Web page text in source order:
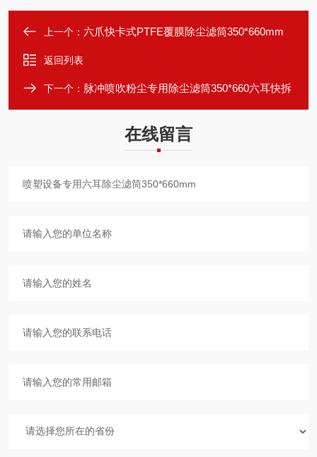
上一个： 六爪快卡式PTFE覆膜除尘滤筒350*660mm
返回列表
下一个： 脉冲喷吹粉尘专用除尘滤筒350*660六耳快拆
在线留言